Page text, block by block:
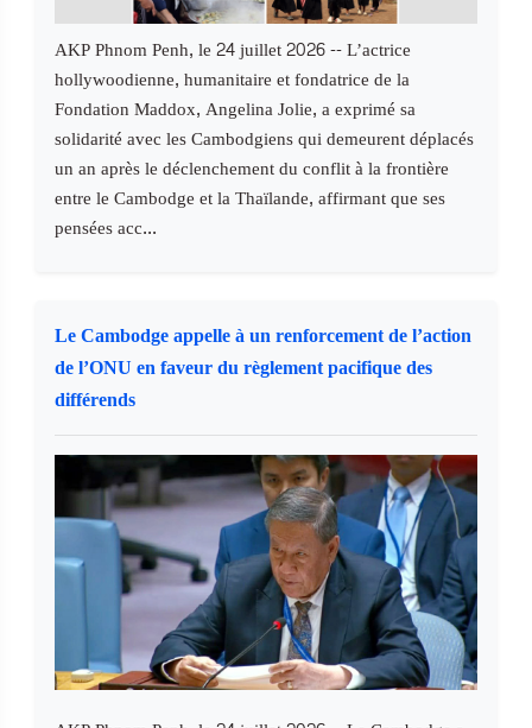
AKP Phnom Penh, le 24 juillet 2026 -- L’actrice
hollywoodienne, humanitaire et fondatrice de la
Fondation Maddox, Angelina Jolie, a exprimé sa
solidarité avec les Cambodgiens qui demeurent déplacés
un an après le déclenchement du conflit à la frontière
entre le Cambodge et la Thaïlande, affirmant que ses
pensées acc...
Le Cambodge appelle à un renforcement de l’action
de l’ONU en faveur du règlement pacifique des
différends